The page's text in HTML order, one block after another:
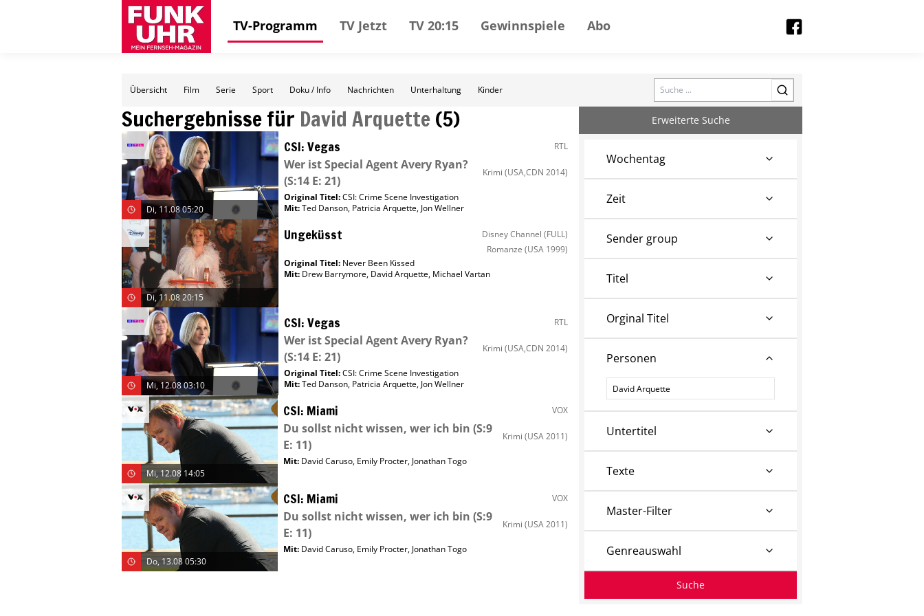
TV-Programm TV Jetzt TV 20:15 Gewinnspiele Abo
Übersicht Film Serie Sport Doku / Info Nachrichten Unterhaltung Kinder Search
Suchergebnisse für David Arquette(5)
Di, 11.08 05:20
CSI: Vegas RTL
Wer ist Special Agent Avery Ryan?
(S:14 E: 21)
Krimi (USA,CDN 2014)
Original Titel:CSI: Crime Scene Investigation
Mit:Ted Danson, Patricia Arquette, Jon Wellner
Di, 11.08 20:15
Ungeküsst
Disney Channel (FULL)
Romanze (USA 1999)
Original Titel: Never Been Kissed
Mit: Drew Barrymore, David Arquette, Michael Vartan
Mi, 12.08 03:10
CSI: Vegas RTL
Wer ist Special Agent Avery Ryan?
(S:14 E: 21)
Krimi (USA,CDN 2014)
Original Titel:CSI: Crime Scene Investigation
Mit:Ted Danson, Patricia Arquette, Jon Wellner
Mi, 12.08 14:05
CSI: Miami VOX
Du sollst nicht wissen, wer ich bin (S:9
E: 11)
Krimi (USA 2011)
Mit: David Caruso, Emily Procter, Jonathan Togo
Do, 13.08 05:30
CSI: Miami VOX
Du sollst nicht wissen, wer ich bin (S:9
E: 11)
Krimi (USA 2011)
Mit: David Caruso, Emily Procter, Jonathan Togo
Erweiterte Suche
Wochentag
Zeit
Sender group
Titel
Orginal Titel
Personen
Personen
Untertitel
Texte
Master-Filter
Genreauswahl
Suche